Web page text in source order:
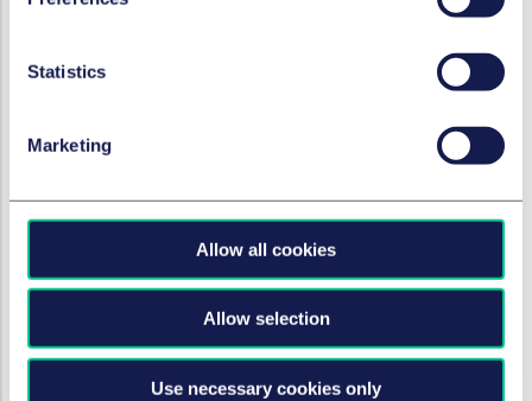
Statistics
Marketing
Allow all cookies
Allow selection
Use necessary cookies only
Gehrmann
Market Tipping | Tech & Law
TV #Februar 2022
24. Februar 2022
Dr. Stefan Horn, LL.B.,Dr. Axel Frhr.
von dem Bussche, LL.M. (L.S.E.), CIPP/E